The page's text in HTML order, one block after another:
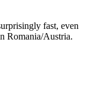
fast, even
Romania/Austria.